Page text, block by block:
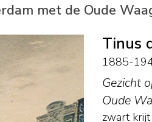
met de Oude
Tinus
1885-
Gezicht
Oude
zwart